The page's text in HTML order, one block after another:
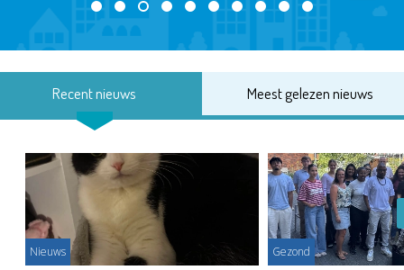
Recent nieuws Meest gelezen nieuws
Nieuws Gezond